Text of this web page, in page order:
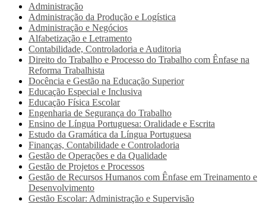
Administração
Administração da Produção e Logística
Administração e Negócios
Alfabetização e Letramento
Contabilidade, Controladoria e Auditoria
Direito do Trabalho e Processo do Trabalho com Ênfase na
Reforma Trabalhista
Docência e Gestão na Educação Superior
Educação Especial e Inclusiva
Educação Física Escolar
Engenharia de Segurança do Trabalho
Ensino de Língua Portuguesa: Oralidade e Escrita
Estudo da Gramática da Língua Portuguesa
Finanças, Contabilidade e Controladoria
Gestão de Operações e da Qualidade
Gestão de Projetos e Processos
Gestão de Recursos Humanos com Ênfase em Treinamento e
Desenvolvimento
Gestão Escolar: Administração e Supervisão